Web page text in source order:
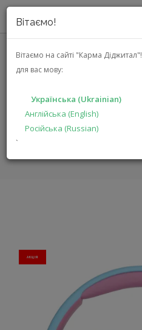
Вітаємо!
Вітаємо на сайті "Карма Діджитал"!
для вас мову:
Українська (Ukrainian)
Англійська (English)
Російська (Russian)
`
ПРО НАС
АКЦІЇ
РІШЕННЯ
ВИРОБНИКАМ
ГОЛОВНА КАТАЛОГ
АКЦIЯ